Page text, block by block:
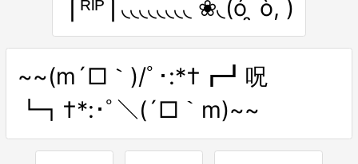
⎧ᴿᴵᴾ⎫◟◟◟◟◟◟◟◟ ❀◟(ó ̯ ò, )
~~(m´□｀)/ﾟ･:*†┏┛呪
┗┓†*:･ﾟ＼(´□｀m)~~